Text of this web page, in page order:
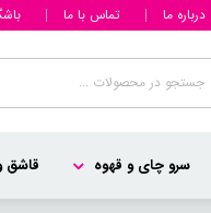
درباره ما تماس با ما
سرو چای و قهوه قاشق